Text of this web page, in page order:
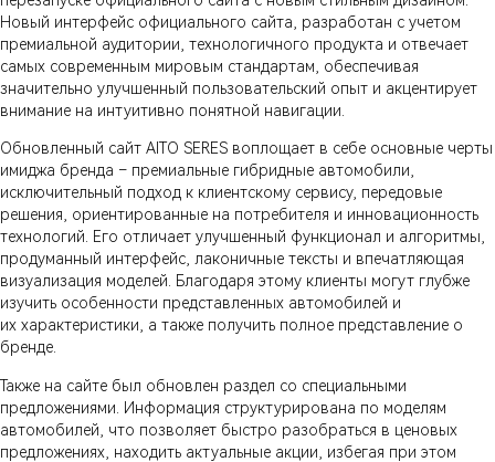
Новый интерфейс официального сайта, разработан с учетом
премиальной аудитории, технологичного продукта и отвечает
самых современным мировым стандартам, обеспечивая
значительно улучшенный пользовательский опыт и акцентирует
внимание на интуитивно понятной навигации.
Обновленный сайт AITO SERES воплощает в себе основные черты
имиджа бренда – премиальные гибридные автомобили,
исключительный подход к клиентскому сервису, передовые
решения, ориентированные на потребителя и инновационность
технологий. Его отличает улучшенный функционал и алгоритмы,
продуманный интерфейс, лаконичные тексты и впечатляющая
визуализация моделей. Благодаря этому клиенты могут глубже
изучить особенности представленных автомобилей и
их характеристики, а также получить полное представление о
бренде.
Также на сайте был обновлен раздел со специальными
предложениями. Информация структурирована по моделям
автомобилей, что позволяет быстро разобраться в ценовых
предложениях, находить актуальные акции, избегая при этом